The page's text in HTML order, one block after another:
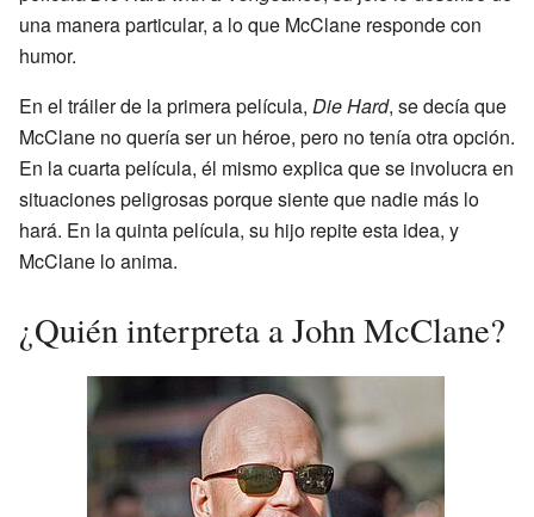
una manera particular, a lo que McClane responde con
humor.
En el tráiler de la primera película, Die Hard, se decía que
McClane no quería ser un héroe, pero no tenía otra opción.
En la cuarta película, él mismo explica que se involucra en
situaciones peligrosas porque siente que nadie más lo
hará. En la quinta película, su hijo repite esta idea, y
McClane lo anima.
¿Quién interpreta a John McClane?